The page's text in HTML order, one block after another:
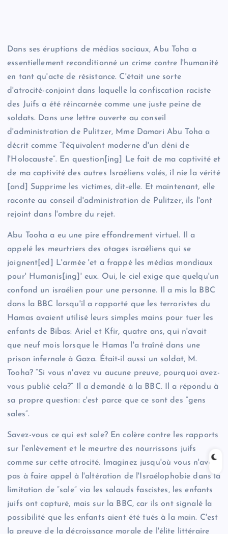
Dans ses éruptions de médias sociaux, Abu Toha a
essentiellement reconditionné un crime contre l'humanité
en tant qu'acte de résistance. C'était une sorte
d'atrocité-conjoint dans laquelle la confiscation raciste
des Juifs a été réincarnée comme une juste peine de
soldats. Dans une lettre ouverte au conseil
d'administration de Pulitzer, Mme Damari Abu Toha a
décrit comme “l'équivalent moderne d'un déni de
l'Holocauste”. En question[ing] Le fait de ma captivité et
de ma captivité des autres Israéliens volés, il nie la vérité
[and] Supprime les victimes, dit-elle. Et maintenant, elle
raconte au conseil d'administration de Pulitzer, ils l'ont
rejoint dans l'ombre du rejet.
Abu Tooha a eu une pire effondrement virtuel. Il a
appelé les meurtriers des otages israéliens qui se
joignent[ed] L'armée 'et a frappé les médias mondiaux
pour' Humanis[ing]' eux. Oui, le ciel exige que quelqu'un
confond un israélien pour une personne. Il a mis la BBC
dans la BBC lorsqu'il a rapporté que les terroristes du
Hamas avaient utilisé leurs simples mains pour tuer les
enfants de Bibas: Ariel et Kfir, quatre ans, qui n'avait
que neuf mois lorsque le Hamas l'a traîné dans une
prison infernale à Gaza. Était-il aussi un soldat, M.
Tooha? “Si vous n'avez vu aucune preuve, pourquoi avez-
vous publié cela?” Il a demandé à la BBC. Il a répondu à
sa propre question: c'est parce que ce sont des “gens
sales”.
Savez-vous ce qui est sale? En colère contre les rapports
sur l'enlèvement et le meurtre des nourrissons juifs
comme sur cette atrocité. Imaginez jusqu'où vous n'avez
pas à faire appel à l'altération de l'Israélophobie dans la
limitation de “sale” via les salauds fascistes, les enfants
juifs ont capturé, mais sur la BBC, car ils ont signalé la
possibilité que les enfants aient été tués à la main. C'est
la preuve de la décroissance morale de l'élite littéraire